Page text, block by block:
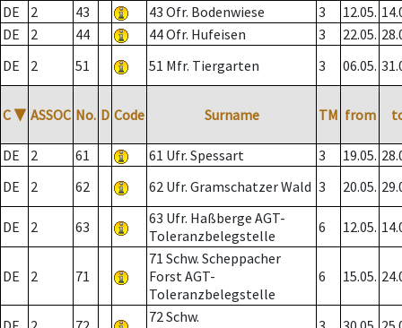
DE
2 43 43 Ofr. Bodenwiese 3 12.05.
DE
2 44 44 Ofr. Hufeisen 3 22.05.
DE
2 51 51 Mfr. Tiergarten 3 06.05.
C ▼ ASSOC No. D Code Surname TM from
DE 2 61 61 Ufr. Spessart 3 19.05.
DE
2 62 62 Ufr. Gramschatzer Wald 3 20.05.
DE 2 63
63 Ufr. Haßberge AGT-
Toleranzbelegstelle
6 12.05.
DE 2 71
71 Schw. Scheppacher
Forst AGT-
Toleranzbelegstelle
6 15.05.
72 Schw.